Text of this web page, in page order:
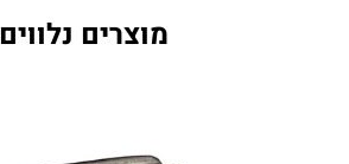
מוצרים נלווים